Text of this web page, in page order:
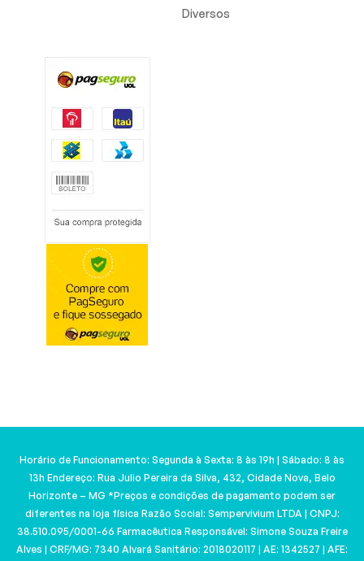
Diversos
Horário de Funcionamento: Segunda à Sexta: 8 às 19h | Sábado: 8 às
13h Endereço: Rua Julio Pereira da Silva, 432, Cidade Nova, Belo
Horizonte – MG *Preços e condições de pagamento podem ser
diferentes na loja física Razão Social: Sempervivium LTDA | CNPJ:
38.510.095/0001-66 Farmacêutica Responsável: Simone Souza Freire
Alves | CRF/MG: 7340 Alvará Sanitário: 2018020117 | AE: 1342527 | AFE: